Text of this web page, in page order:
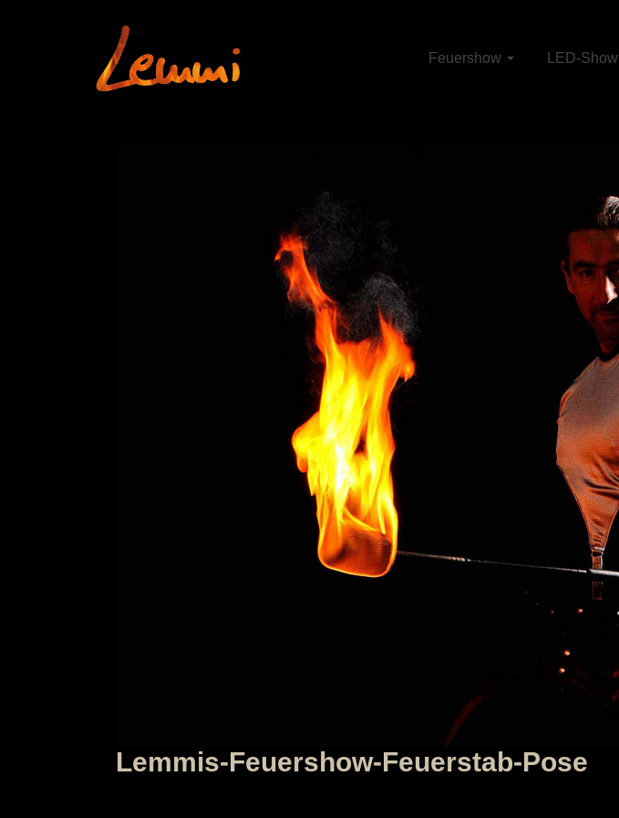
Feuershow LED-Show
Lemmis-Feuershow-Feuerstab-Pose